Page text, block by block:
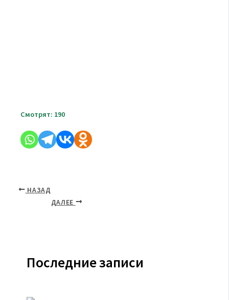
Смотрят: 190
НАЗАД
ДАЛЕЕ
Последние записи